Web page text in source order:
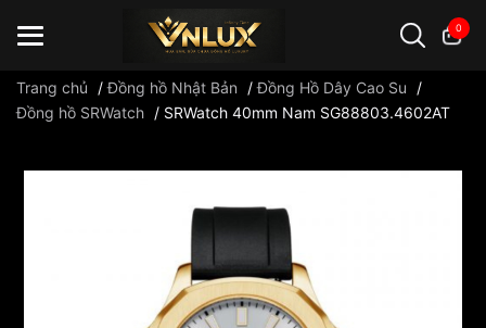
0
Trang chủ /Đồng hồ Nhật Bản /Đồng Hồ Dây Cao Su
/
Đồng hồ SRWatch / SRWatch 40mm Nam SG88803.4602AT